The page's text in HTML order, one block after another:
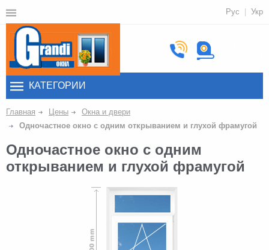
Рус Укр
КАТЕГОРИИ
Главная Цены
Окна и двери
Одночастное окно с одним открыванием и глухой фрамугой
Одночастное окно с одним
открыванием и глухой фрамугой